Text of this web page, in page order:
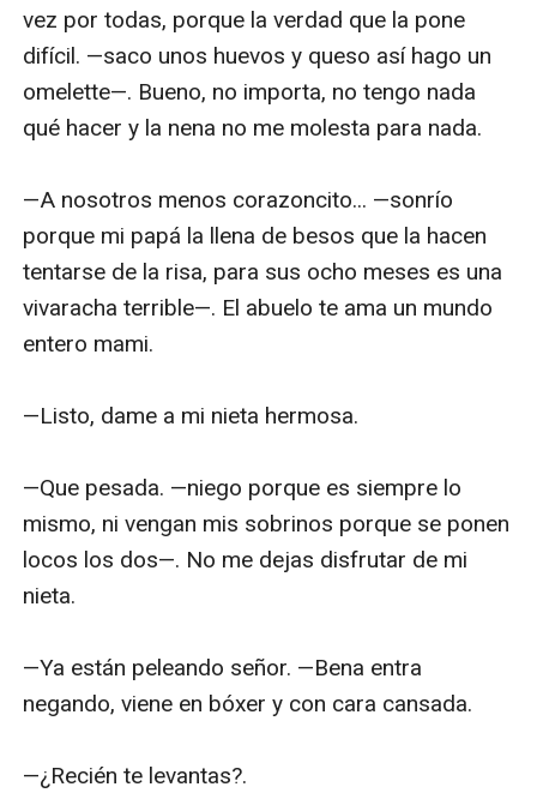
vez por todas, porque la verdad que la pone
difícil. —saco unos huevos y queso así hago un
omelette—. Bueno, no importa, no tengo nada
qué hacer y la nena no me molesta para nada.
—A nosotros menos corazoncito... —sonrío
porque mi papá la llena de besos que la hacen
tentarse de la risa, para sus ocho meses es una
vivaracha terrible—. El abuelo te ama un mundo
entero mami.
—Listo, dame a mi nieta hermosa.
—Que pesada. —niego porque es siempre lo
mismo, ni vengan mis sobrinos porque se ponen
locos los dos—. No me dejas disfrutar de mi
nieta.
—Ya están peleando señor. —Bena entra
negando, viene en bóxer y con cara cansada.
—¿Recién te levantas?.